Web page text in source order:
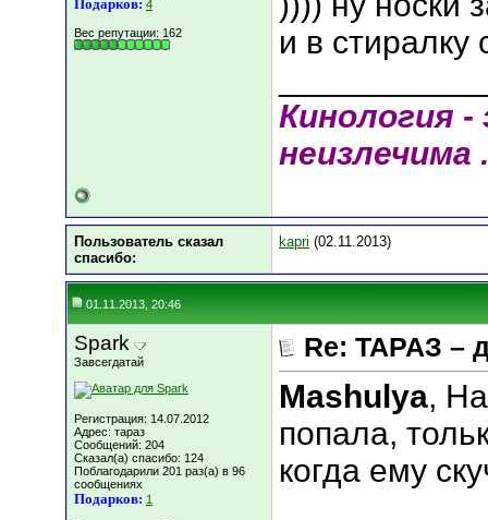
Подарков: 4
Вес репутации: 162
и в стиралку
Кинология -
неизлечима
Пользователь сказал
cпасибо:
kapri (02.11.2013)
01.11.2013, 20:46
Spark
Завсегдатай
Регистрация: 14.07.2012
Адрес: тараз
Сообщений: 204
Сказал(а) спасибо: 124
Поблагодарили 201 раз(а) в 96
сообщениях
Подарков: 1
Re: ТАРАЗ –
Mashulya,
попала,
когда ему